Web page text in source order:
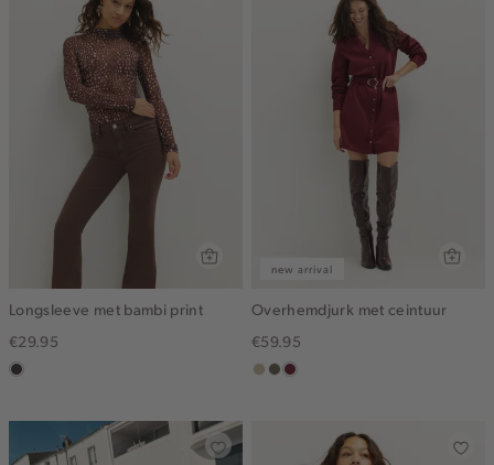
Longsleeve met bambi print
€29.95
choco
new arrival
Overhemdjurk met ceintuur
€59.95
lichtzand
middenbruin
bordeaux